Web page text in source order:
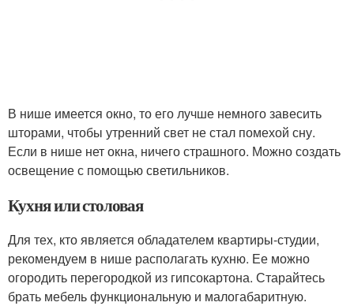
В нише имеется окно, то его лучше немного завесить
шторами, чтобы утренний свет не стал помехой сну.
Если в нише нет окна, ничего страшного. Можно создать
освещение с помощью светильников.
Кухня или столовая
Для тех, кто является обладателем квартиры-студии,
рекомендуем в нише располагать кухню. Ее можно
огородить перегородкой из гипсокартона. Старайтесь
брать мебель функциональную и малогабаритную.